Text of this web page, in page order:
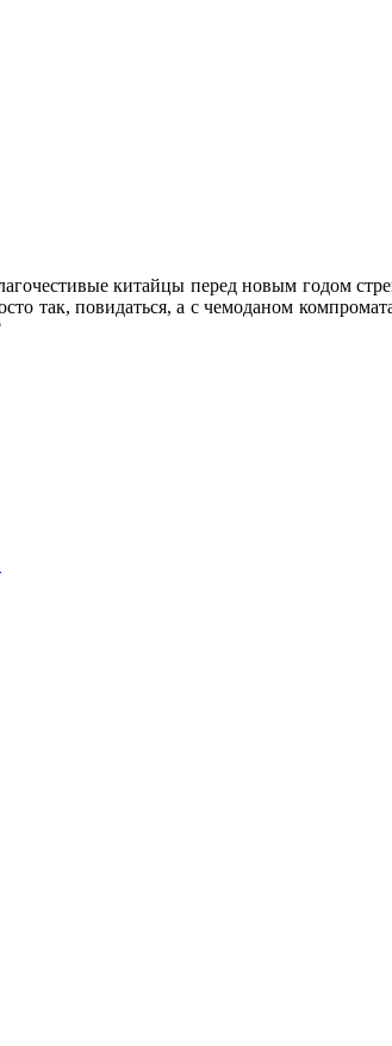
китайцы перед новым годом
так, повидаться, а с чемоданом